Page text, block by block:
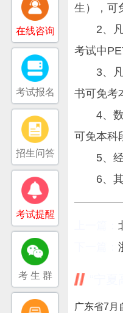
生），可
2、凡
考试中
3、凡
书可免考
4、数
可免本科
5、经济
6、其
在线咨询
考试报名
招生问答
考试提醒
考 生 群